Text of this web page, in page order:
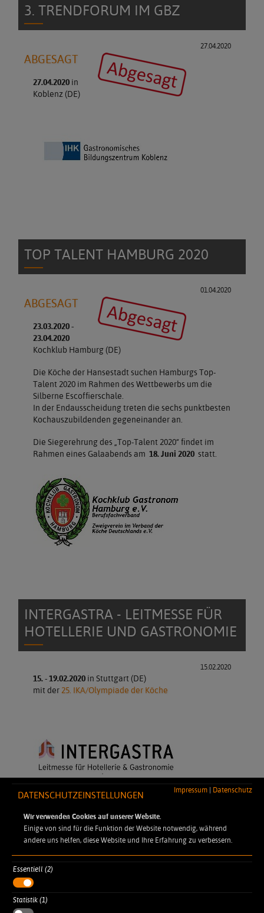
Impressum | Datenschutz
DATENSCHUTZEINSTELLUNGEN
Wir verwenden Cookies auf unserer Website.
Einige von sind für die Funktion der Website notwendig, während
andere uns helfen, diese Website und Ihre Erfahrung zu verbessern.
Essentiell (2)
Statistik (1)
3. TRENDFORUM IM GBZ
27.04.2020
ABGESAGT
27.04.2020in
Koblenz (DE)
TOP TALENT HAMBURG 2020
01.04.2020
ABGESAGT
23.03.2020 -
23.04.2020
Kochklub Hamburg (DE)
Die Köche der Hansestadt suchen Hamburgs Top-
Talent 2020 im Rahmen des Wettbewerbs um die
Silberne Escoffierschale.
In der Endausscheidung treten die sechs punktbesten
Kochauszubildenden gegeneinander an.
Die Siegerehrung des „Top-Talent 2020“ findet im
Rahmen eines Galaabends am 18. Juni 2020statt.
INTERGASTRA - LEITMESSE FÜR
HOTELLERIE UND GASTRONOMIE
15.02.2020
15. - 19.02.2020in Stuttgart (DE)
mit der25. IKA/Olympiade der Köche
DYNAMIC PROFESSIONAL
Robert-Koch-Straße 7